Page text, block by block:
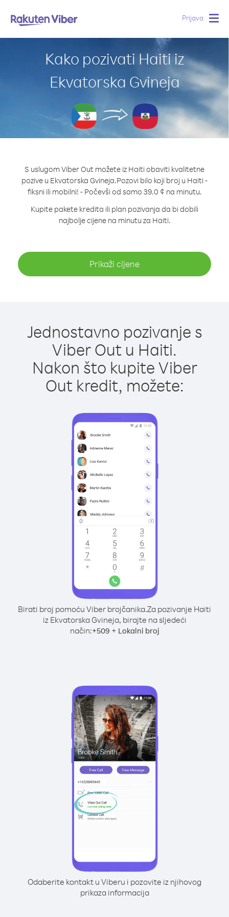
Prijava
Kako pozivati Haiti iz
Ekvatorska Gvineja
S uslugom Viber Out možete iz Haiti obaviti kvalitetne
pozive u Ekvatorska Gvineja.Pozovi bilo koji broj u Haiti -
fiksni ili mobilni! - Počevši od samo 39.0 ¢ na minutu.
Kupite pakete kredita ili plan pozivanja da bi dobili
najbolje cijene na minutu za Haiti.
Prikaži cijene
Jednostavno pozivanje s
Viber Out u Haiti.
Nakon što kupite Viber
Out kredit, možete:
Birati broj pomoću Viber brojčanika.Za pozivanje Haiti
iz Ekvatorska Gvineja, birajte na sljedeći
način:+509 + Lokalni broj
Odaberite kontakt u Viberu i pozovite iz njihovog
prikaza informacija